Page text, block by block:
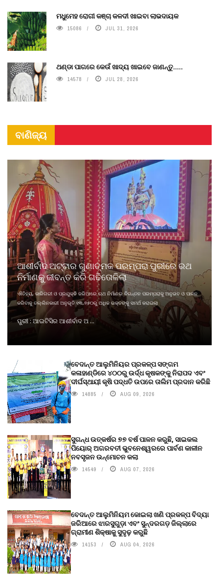
ମଧୁମେହ ରୋଗୀ କଞ୍ଚା କଳଦୀ ଖାଇବା ଲାଭଦାୟକ
15086 JUL 31, 2026
ଥଣ୍ଡା ପାଗରେ କେଉଁ ଖାଦ୍ୟ ଖାଇବେ ଜାଣନ୍ତୁ.....
14578 JUL 28, 2026
ବାଣିଜ୍ୟ
ଆଶୀର୍ବାଦ ଅଟ୍ଟାର ଗୁଣାତ୍ମକ ପରମ୍ପରା ପୁରୀରେ ରଥ
ନିର୍ମାଣକୁ ଜୀବନ୍ତ କରି ଗଢିତୋଳିଲା
ଐତିହ୍ୟ, କାରିଗରୀ ଓ ପ୍ରଯୁକ୍ତି ଜରିଆରେ ଋଥ ନିର୍ମାଣର ଚିରନ୍ତନ ପରମ୍ପରାକୁ ଅନୁଭବ ଓ ପାଳନ
କରିବାକୁ ତଲ୍ଲିନକାରୀ ଅନୁଭୂତି ୧୩,୭୫୦ରୁ ଅଧିକ ଭକ୍ତଙ୍କୁ ସମର୍ଥ କରାଇଲା
ପୁରୀ : ଆଇଟିସିର ଆଶୀର୍ବାଦ ଅ ...
ବେଦାନ୍ତ ଆଲୁମିନିୟର ପ୍ରକଳ୍ପ ସଙ୍ଗମ
କଳାହାଣ୍ଡିରେ ୪୦୦ରୁ ଉର୍ଦ୍ଧ କୃଷକଙ୍କୁ ନିରାପଦ ଏବଂ
ଦୀର୍ଘସ୍ଥାୟୀ କୃଷି ପଦ୍ଧତି ଉପରେ ତାଲିମ ପ୍ରଦାନ କରିଛି
14885 AUG 09, 2026
ସୁଗନ୍ଧ ଉତ୍କର୍ଷର ୭୭ ବର୍ଷ ପାଳନ କରୁଛି, ସାଇକଲ
ପିୟୋର୍‌ ଅଗରବତୀ ଭୁବନେଶ୍ୱରରେ ପାର୍ବଣ କାଳୀନ
ନବସୃଜନ ଉନ୍ମୋଚନ କଲା
14549 AUG 07, 2026
ବେଦାନ୍ତ ଆଲୁମିନିୟମ କୋଇଲା ଖଣି ପ୍ରକଳ୍ପ ବିଦ୍ୟା
ଜରିଆରେ ଝାରସୁଗୁଡ଼ା ଏବଂ ସୁନ୍ଦରଗଡ଼ ଜିଲ୍ଲାରେ
ଗ୍ରାମୀଣ ଶିକ୍ଷାକୁ ସୁଦୃଢ଼ କରୁଛି
14153 AUG 04, 2026